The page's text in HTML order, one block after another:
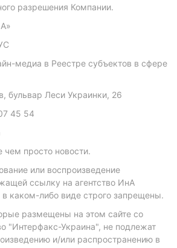
разрешения Компании.
медиа в Реестре субъектов в сфере
бульвар Леси Украинки, 26
45 54
чем просто новости.
или воспроизведение
ссылку на агентство ИнА
в каком-либо виде строго запрещены.
размещены на этом сайте со
"Интерфакс-Украина", не подлежат
и/или распространению в